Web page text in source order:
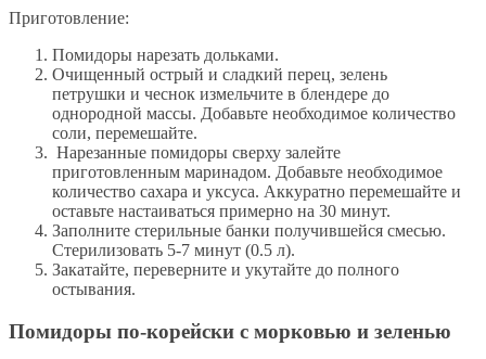
Приготовление:
Помидоры нарезать дольками.
Очищенный острый и сладкий перец, зелень
петрушки и чеснок измельчите в блендере до
однородной массы. Добавьте необходимое количество
соли, перемешайте.
Нарезанные помидоры сверху залейте
приготовленным маринадом. Добавьте необходимое
количество сахара и уксуса. Аккуратно перемешайте и
оставьте настаиваться примерно на 30 минут.
Заполните стерильные банки получившейся смесью.
Стерилизовать 5-7 минут (0.5 л).
Закатайте, переверните и укутайте до полного
остывания.
Помидоры по-корейски с морковью и зеленью